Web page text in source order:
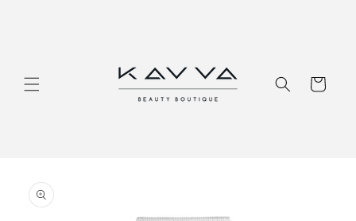
Корзина
информации
о продукте